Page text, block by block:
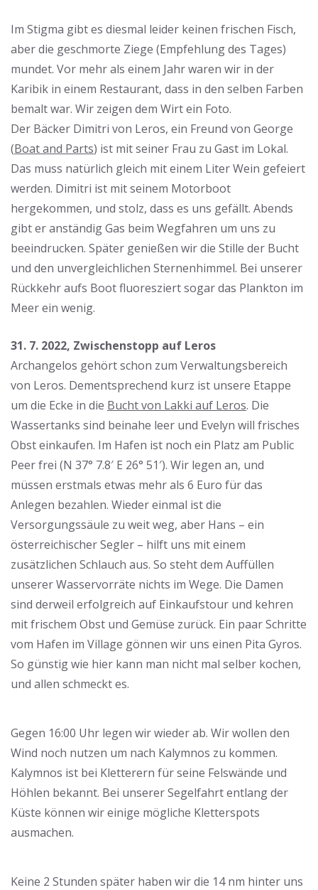
Im Stigma gibt es diesmal leider keinen frischen Fisch,
aber die geschmorte Ziege (Empfehlung des Tages)
mundet. Vor mehr als einem Jahr waren wir in der
Karibik in einem Restaurant, dass in den selben Farben
bemalt war. Wir zeigen dem Wirt ein Foto.
Der Bäcker Dimitri von Leros, ein Freund von George
(Boat and Parts) ist mit seiner Frau zu Gast im Lokal.
Das muss natürlich gleich mit einem Liter Wein gefeiert
werden. Dimitri ist mit seinem Motorboot
hergekommen, und stolz, dass es uns gefällt. Abends
gibt er anständig Gas beim Wegfahren um uns zu
beeindrucken. Später genießen wir die Stille der Bucht
und den unvergleichlichen Sternenhimmel. Bei unserer
Rückkehr aufs Boot fluoresziert sogar das Plankton im
Meer ein wenig.
31. 7. 2022, Zwischenstopp auf Leros
Archangelos gehört schon zum Verwaltungsbereich
von Leros. Dementsprechend kurz ist unsere Etappe
um die Ecke in die Bucht von Lakki auf Leros. Die
Wassertanks sind beinahe leer und Evelyn will frisches
Obst einkaufen. Im Hafen ist noch ein Platz am Public
Peer frei (N 37° 7.8′ E 26° 51′). Wir legen an, und
müssen erstmals etwas mehr als 6 Euro für das
Anlegen bezahlen. Wieder einmal ist die
Versorgungssäule zu weit weg, aber Hans – ein
österreichischer Segler – hilft uns mit einem
zusätzlichen Schlauch aus. So steht dem Auffüllen
unserer Wasservorräte nichts im Wege. Die Damen
sind derweil erfolgreich auf Einkaufstour und kehren
mit frischem Obst und Gemüse zurück. Ein paar Schritte
vom Hafen im Village gönnen wir uns einen Pita Gyros.
So günstig wie hier kann man nicht mal selber kochen,
und allen schmeckt es.
Gegen 16:00 Uhr legen wir wieder ab. Wir wollen den
Wind noch nutzen um nach Kalymnos zu kommen.
Kalymnos ist bei Kletterern für seine Felswände und
Höhlen bekannt. Bei unserer Segelfahrt entlang der
Küste können wir einige mögliche Kletterspots
ausmachen.
Keine 2 Stunden später haben wir die 14 nm hinter uns